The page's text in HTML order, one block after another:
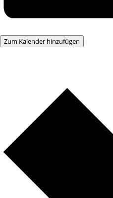
Zum Kalender hinzufügen